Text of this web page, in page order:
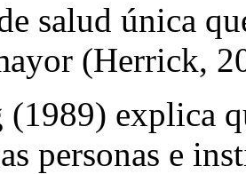
salud única
(Herrick,
(1989) explica
personas e